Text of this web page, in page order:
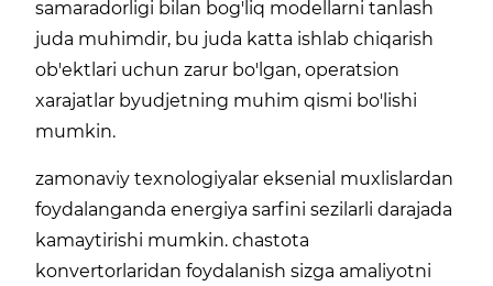
samaradorligi bilan bog'liq modellarni tanlash
juda muhimdir, bu juda katta ishlab chiqarish
ob'ektlari uchun zarur bo'lgan, operatsion
xarajatlar byudjetning muhim qismi bo'lishi
mumkin.
zamonaviy texnologiyalar eksenial muxlislardan
foydalanganda energiya sarfini sezilarli darajada
kamaytirishi mumkin. chastota
konvertorlaridan foydalanish sizga amaliyotni